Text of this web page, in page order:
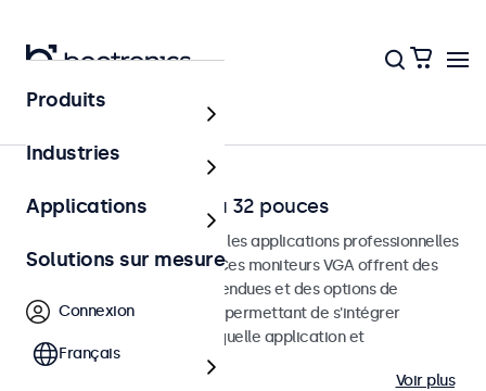
Accueil
Moniteurs VGA de 7 à 32 pouces
Moniteurs VGA conçus pour les applications professionnelles
et une utilisation continue. Ces moniteurs VGA offrent des
options de configuration étendues et des options de
montage polyvalentes, leur permettant de s'intégrer
facilement dans n'importe quelle application et
environnement.
Voir plus
Produits
Industries
Applications
Solutions sur mesure
Connexion
Français